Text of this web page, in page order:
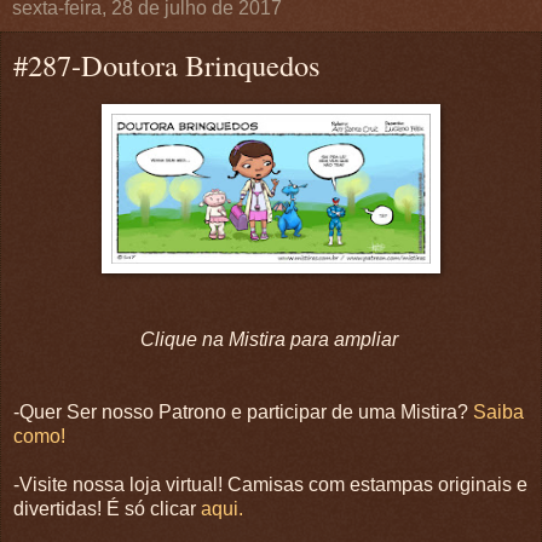
sexta-feira, 28 de julho de 2017
#287-Doutora Brinquedos
Clique na Mistira para ampliar
-Quer Ser nosso Patrono e participar de uma Mistira? Saiba
como!
-Visite nossa loja virtual! Camisas com estampas originais e
divertidas! É só clicar aqui.